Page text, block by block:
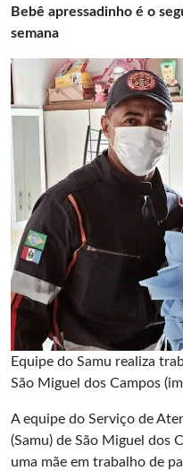
Bebê apressadinho é o
semana
Equipe do Samu realiza
São Miguel dos Campos
A equipe do Serviço de
(Samu) de São Miguel dos
uma mãe em trabalho de